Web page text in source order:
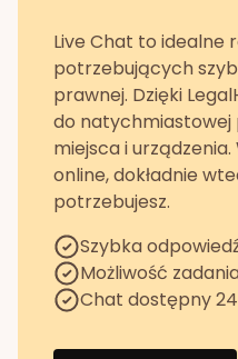
Live Chat to idealne
potrzebujących
prawnej. Dzięki
do natychmiastowej
miejsca i
online, dokładnie
potrzebujesz.
Szybka
Możliwość
Chat dostępny